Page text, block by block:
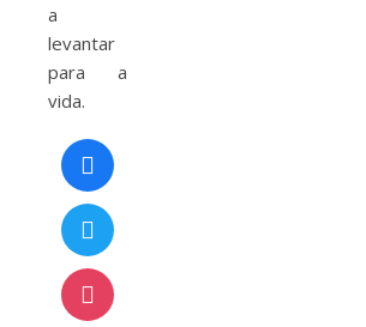
a
levantar
para a
vida.